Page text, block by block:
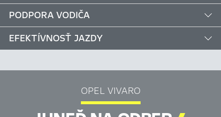
PODPORA VODIČA
EFEKTÍVNOSŤ JAZDY
OPEL VIVARO